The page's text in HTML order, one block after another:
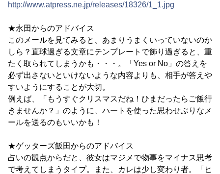
http://www.atpress.ne.jp/releases/18326/1_1.jpg
★永田からのアドバイス
このメールを見てみると、あまりうまくいっていないのか
しら？直球過ぎる文章にテンプレートで飾り過ぎると、重
たく取られてしまうかも・・・。「Yes or No」の答えを
必ず出さないといけないような内容よりも、相手が答えや
すいようにすることが大切。
例えば、「もうすぐクリスマスだね！ひまだったらご飯行
きませんか？」のように、ハートを使った思わせぶりなメ
ールを送るのもいいかも！
★ゲッターズ飯田からのアドバイス
占いの観点からだと、彼女はマジメで物事をマイナス思考
で考えてしまうタイプ。また、カレは少し変わり者。「ヒ